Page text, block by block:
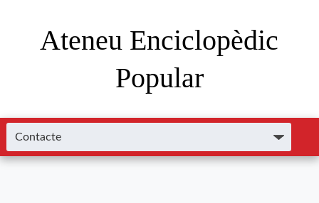
Ateneu Enciclopèdic
Popular